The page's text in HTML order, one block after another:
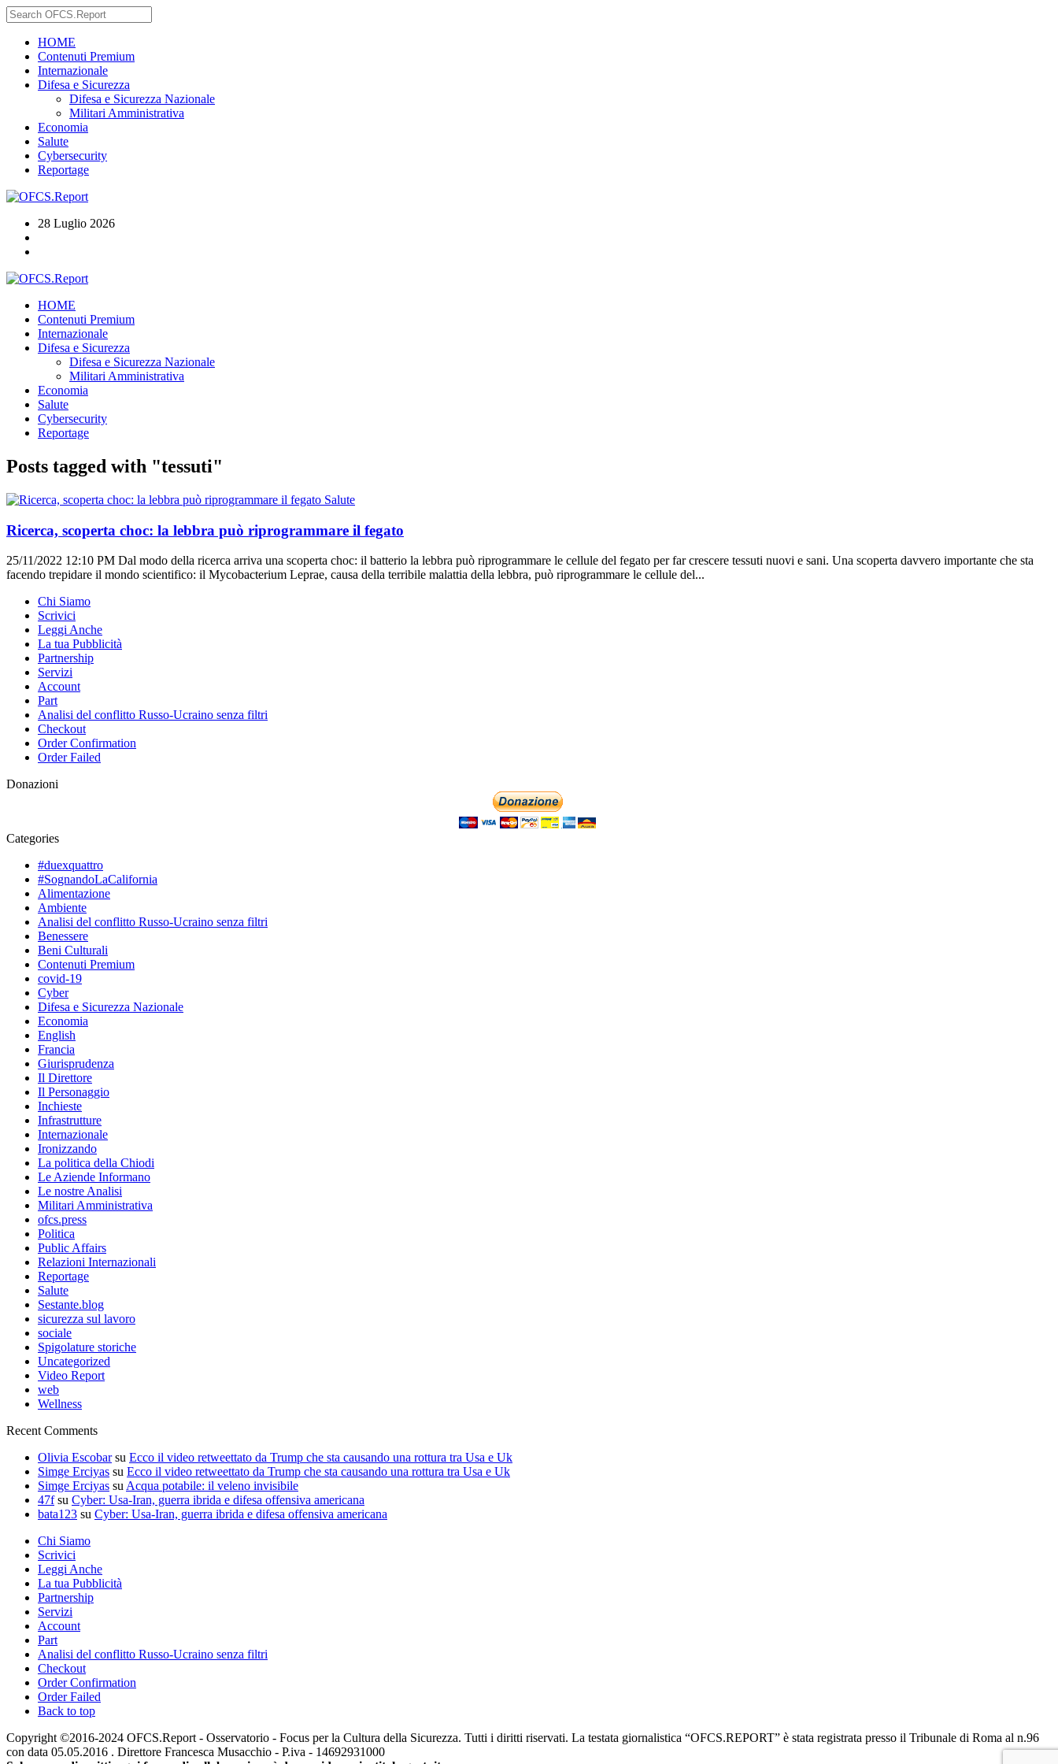
HOME
Contenuti Premium
Internazionale
Difesa e Sicurezza
Difesa e Sicurezza Nazionale
Militari Amministrativa
Economia
Salute
Cybersecurity
Reportage
28 Luglio 2026
HOME
Contenuti Premium
Internazionale
Difesa e Sicurezza
Difesa e Sicurezza Nazionale
Militari Amministrativa
Economia
Salute
Cybersecurity
Reportage
Posts tagged with "tessuti"
Salute
Ricerca, scoperta choc: la lebbra può riprogrammare il fegato
25/11/2022 12:10 PM Dal modo della ricerca arriva una scoperta choc: il batterio la lebbra può riprogrammare le cellule del fegato per far crescere tessuti nuovi e sani. Una scoperta davvero importante che sta
facendo trepidare il mondo scientifico: il Mycobacterium Leprae, causa della terribile malattia della lebbra, può riprogrammare le cellule del...
Chi Siamo
Scrivici
Leggi Anche
La tua Pubblicità
Partnership
Servizi
Account
Part
Analisi del conflitto Russo-Ucraino senza filtri
Checkout
Order Confirmation
Order Failed
Donazioni
Categories
#duexquattro
#SognandoLaCalifornia
Alimentazione
Ambiente
Analisi del conflitto Russo-Ucraino senza filtri
Benessere
Beni Culturali
Contenuti Premium
covid-19
Cyber
Difesa e Sicurezza Nazionale
Economia
English
Francia
Giurisprudenza
Il Direttore
Il Personaggio
Inchieste
Infrastrutture
Internazionale
Ironizzando
La politica della Chiodi
Le Aziende Informano
Le nostre Analisi
Militari Amministrativa
ofcs.press
Politica
Public Affairs
Relazioni Internazionali
Reportage
Salute
Sestante.blog
sicurezza sul lavoro
sociale
Spigolature storiche
Uncategorized
Video Report
web
Wellness
Recent Comments
Olivia Escobarsu Ecco il video retweettato da Trump che sta causando una rottura tra Usa e Uk
Simge Erciyas su Ecco il video retweettato da Trump che sta causando una rottura tra Usa e Uk
Simge Erciyas su Acqua potabile: il veleno invisibile
47fsu Cyber: Usa-Iran, guerra ibrida e difesa offensiva americana
bata123 su Cyber: Usa-Iran, guerra ibrida e difesa offensiva americana
Chi Siamo
Scrivici
Leggi Anche
La tua Pubblicità
Partnership
Servizi
Account
Part
Analisi del conflitto Russo-Ucraino senza filtri
Checkout
Order Confirmation
Order Failed
Back to top
Copyright ©2016-2024 OFCS.Report - Osservatorio - Focus per la Cultura della Sicurezza. Tutti i diritti riservati. La testata giornalistica “OFCS.REPORT” è stata registrata presso il Tribunale di Roma al n.96
con data 05.05.2016 . Direttore Francesca Musacchio - P.iva - 14692931000